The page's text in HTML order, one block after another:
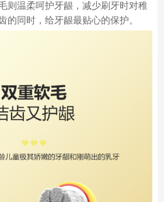
则温柔呵护牙龈，减少刷牙时对稚
的同时，给牙龈最贴心的保护。